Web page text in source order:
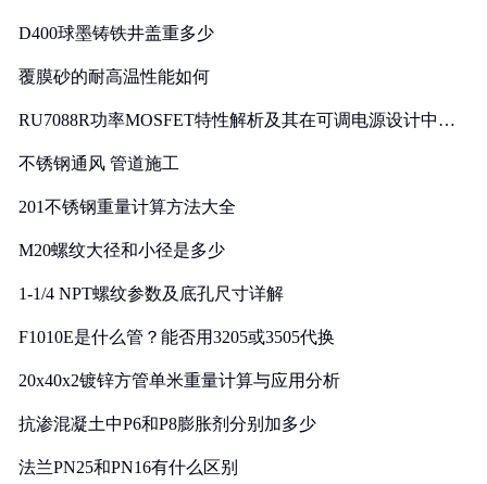
D400球墨铸铁井盖重多少
覆膜砂的耐高温性能如何
RU7088R功率MOSFET特性解析及其在可调电源设计中的
不锈钢通风 管道施工
201不锈钢重量计算方法大全
M20螺纹大径和小径是多少
1-1/4 NPT螺纹参数及底孔尺寸详解
F1010E是什么管？能否用3205或3505代换
20x40x2镀锌方管单米重量计算与应用分析
抗渗混凝土中P6和P8膨胀剂分别加多少
法兰PN25和PN16有什么区别